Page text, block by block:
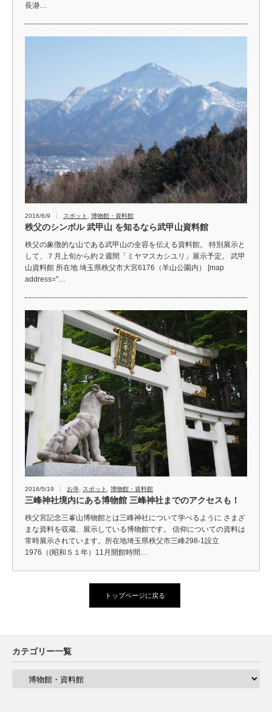
長瀞…
2016/6/9 スポット 博物館・資料館
秩父のシンボル 武甲山 を知るなら武甲山資料館
秩父の象徴的な山である武甲山の全容を伝える資料館。 特別展示と
して、７月上旬から約２週間「ミヤマスカシユリ」展示予定。 武甲
山資料館 所在地 埼玉県秩父市大宮6176（羊山公園内） [map
address="…
2016/5/19 お寺 スポット 博物館・資料館
三峰神社境内にある博物館 三峰神社までのアクセスも！
秩父宮記念三峯山博物館とは三峰神社について学べるように さまざ
まな資料を収蔵、展示している博物館です。 信仰についての資料は
常時展示されています。所在地埼玉県秩父市三峰298-1設立
1976（(昭和５１年）11月開館時間…
トップページに戻る
カテゴリー一覧